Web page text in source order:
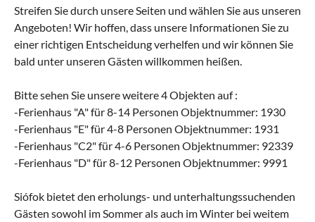
Streifen Sie durch unsere Seiten und wählen Sie aus unseren
Angeboten! Wir hoffen, dass unsere Informationen Sie zu
einer richtigen Entscheidung verhelfen und wir können Sie
bald unter unseren Gästen willkommen heißen.
Bitte sehen Sie unsere weitere 4 Objekten auf :
-Ferienhaus "A" für 8-14 Personen Objektnummer: 1930
-Ferienhaus "E" für 4-8 Personen Objektnummer: 1931
-Ferienhaus "C2" für 4-6 Personen Objektnummer: 92339
-Ferienhaus "D" für 8-12 Personen Objektnummer: 9991
Siófok bietet den erholungs- und unterhaltungssuchenden
Gästen sowohl im Sommer als auch im Winter bei weitem